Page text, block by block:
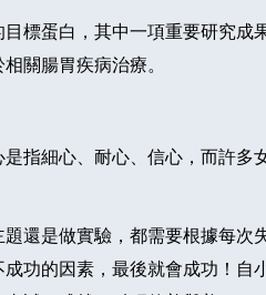
標蛋白，其中一項重要研究成
關腸胃疾病治療。
指細心、耐心、信心，而許多
還是做實驗，都需要根據每次
功的因素，最後就會成功！自